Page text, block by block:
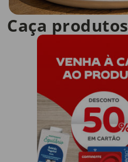
Caça produtos